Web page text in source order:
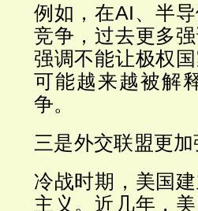
例如，在AI、半
竞争，过去更多
强调不能让极权
可能越来越被解
争。
三是外交联盟更加
冷战时期，美国
主义。近几年，